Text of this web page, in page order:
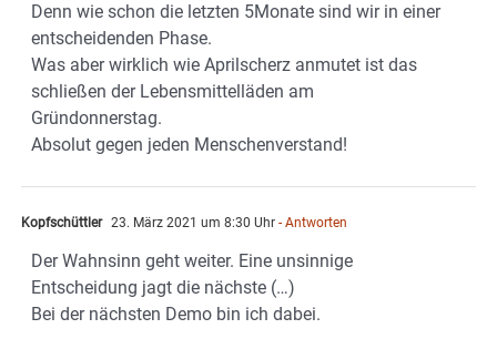
Denn wie schon die letzten 5Monate sind wir in einer
entscheidenden Phase.
Was aber wirklich wie Aprilscherz anmutet ist das
schließen der Lebensmittelläden am
Gründonnerstag.
Absolut gegen jeden Menschenverstand!
Kopfschüttler 23. März 2021 um 8:30 Uhr - Antworten
Der Wahnsinn geht weiter. Eine unsinnige
Entscheidung jagt die nächste (…)
Bei der nächsten Demo bin ich dabei.